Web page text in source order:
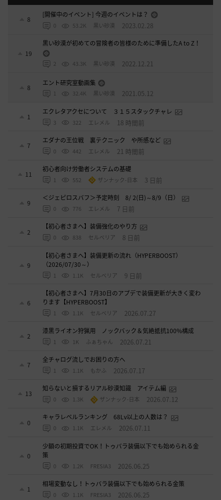
8
[開催中のイベント] 今週のイベントは？
0 53.2K 黒い砂漠 2023.02.28
19
黒い砂漠が初めての冒険者の皆様のために準備したA to Z！
2 43.3K 黒い砂漠 2022.12.21
8
エント研究室動画集
1 32.4K 黒い砂漠 2021.05.12
1
エクレタアクセについて ３１５スタックチャレ
3 322 エレメル 18 時間前
7
エダナの王位戦 裏テクニック や所感など
0 442 エレメル 21 時間前
11
初心者向け労働者システムの基礎
1 552 ザンナック-日本 3 日前
9
＜ジェピロスバフ＞予定時刻 8/ 2(日)～8/9（日）
0 776 エレメル 7 日前
2
【初心者さまへ】装備強化のやり方
0 838 セルベリア 8 日前
9
【初心者さまへ】装備更新の流れ（HYPERBOOST）
（2026/07/30～）
1 1.1K セルベリア 9 日前
6
【初心者さまへ】7月30日のアプデで装備更新が大きく変わ
ります【HYPERBOOST】
1 1.1K セルベリア 2026.07.27
2
漆黒ライオン狩猟用 ノックバック＆気絶抵抗100%構成
1 1K ふぁちゃん 2026.07.21
7
全チャログ流しでお困りの方へ
1 1.1K もかふ 2026.07.17
13
知らないと損するリアル砂漠知識 アイテム編
0 1.3K ザンナック-日本 2026.07.12
0
キャラレベルランキング 68Lv以上の人数は？
0 1.1K エレメル 2026.07.11
0
少額の初期投資でOK！トゥバラ装備以下でも始められる金
策
0 1.2K FRESIA3 2026.06.25
1
相場変動なし！トゥバラ装備以下でも始められる金策
0 1.1K FRESIA3 2026.06.25